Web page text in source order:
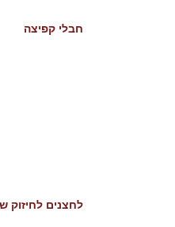
חבלי קפיצה
לחצנים לחיזוק